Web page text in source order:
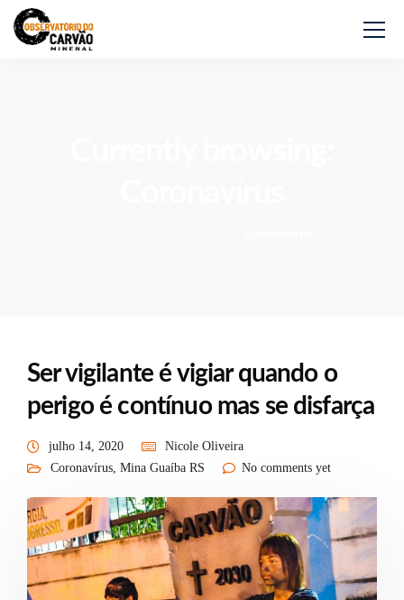
Ser vigilante é vigiar quando o
perigo é contínuo mas se disfarça
julho 14, 2020
Nicole Oliveira
Coronavírus, Mina Guaíba RS No comments yet